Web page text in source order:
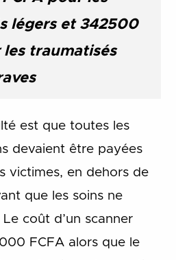
légers et 342500
les traumatisés
est que toutes les
devaient être payées
victimes, en dehors de
que les soins ne
coût d’un scanner
FCFA alors que le